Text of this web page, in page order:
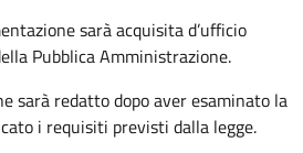
sarà acquisita d’ufficio
Pubblica Amministrazione.
sarà redatto dopo aver esaminato la
i requisiti previsti dalla legge.